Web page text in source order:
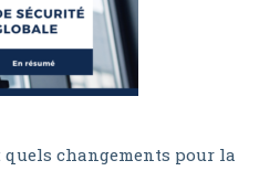
quels changements pour la